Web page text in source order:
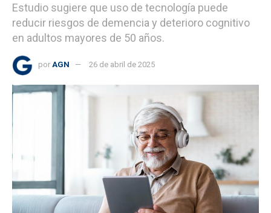
Estudio sugiere que uso de tecnología puede
reducir riesgos de demencia y deterioro cognitivo
en adultos mayores de 50 años.
por AGN 26 de abril de 2025